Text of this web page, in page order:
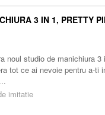
3 IN 1, PRETTY
noul studio de manichiura
tot ce ai nevoie pentru a-ti
imitatie